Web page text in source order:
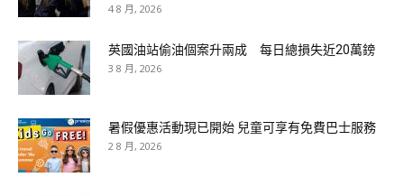
4 8 月, 2026
英國油站偷油個案升兩成 每日總損失近20萬鎊
3 8 月, 2026
暑假優惠活動現已開始 兒童可享有免費巴士服務
2 8 月, 2026